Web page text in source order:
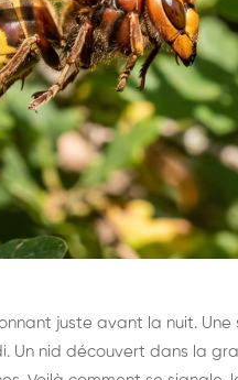
juste avant la nuit.
Un nid découvert dans la